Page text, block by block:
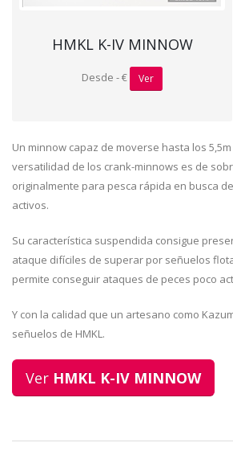
HMKL K-IV MINNOW
Desde - € Ver
Un minnow capaz de moverse hasta los
versatilidad de los crank-minnows es de
originalmente para pesca rápida en busca
activos.
Su característica suspendida consigue
ataque difíciles de superar por señuelos
permite conseguir ataques de peces poco
Y con la calidad que un artesano como
señuelos de HMKL.
Ver HMKL K-IV MINNOW